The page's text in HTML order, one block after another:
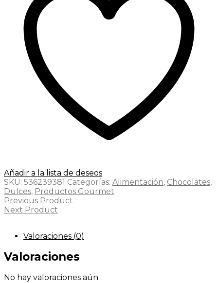
Añadir a la lista de deseos
SKU: 536239381 Categorías: Alimentación, Chocolates,
Dulces, Productos Gourmet
Previous Product
Next Product
Valoraciones (0)
Valoraciones
No hay valoraciones aún.